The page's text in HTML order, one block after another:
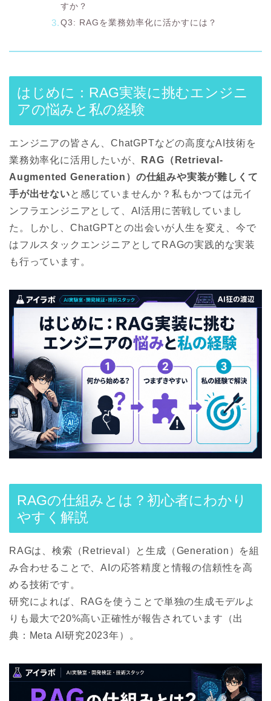
すか？
Q3: RAGを業務効率化に活かすには？
はじめに：RAG実装に挑むエンジニ
アの悩みと私の経験
エンジニアの皆さん、 ChatGPTなどの高度なAI技術を
業務効率化に活用したいが、
RAG（Retrieval-
Augmented Generation）の仕組みや実装が難しくて
手が出せないと感じていませんか？私もかつては元イ
ンフラエンジニアとして、AI活用に苦戦していまし
た。しかし、ChatGPTとの出会いが人生を変え、今で
はフルスタックエンジニアとしてRAGの実践的な実装
も行っています。
RAGの仕組みとは？初心者にわかり
やすく解説
RAGは、検索（Retrieval）と生成（Generation）を組
み合わせることで、AIの応答精度と情報の信頼性を高
める技術です。
研究によれば、RAGを使うことで単独の生成モデルよ
りも最大で20%高い正確性が報告されています（出
典：Meta AI研究2023年）。